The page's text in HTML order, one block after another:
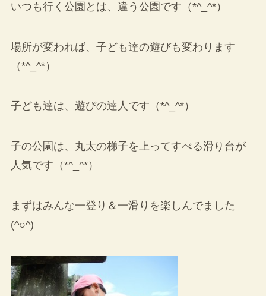
いつも行く公園とは、違う公園です（*^_^*）
場所が変われば、子ども達の遊びも変わります
（*^_^*）
子ども達は、遊びの達人です（*^_^*）
子の公園は、丸太の梯子を上ってすべる滑り台が
人気です（*^_^*）
まずはみんな一登り＆一滑りを楽しんでました
(^○^)